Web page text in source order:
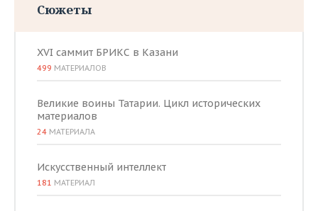
Сюжеты
XVI саммит БРИКС в Казани
499 МАТЕРИАЛОВ
Великие воины Татарии. Цикл исторических
материалов
24 МАТЕРИАЛА
Искусственный интеллект
181 МАТЕРИАЛ